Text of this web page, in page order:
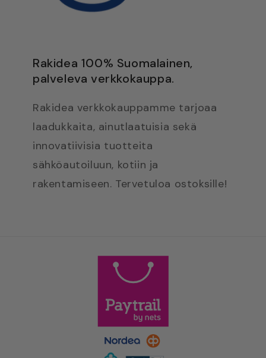
Rakidea 100% Suomalainen,
palveleva verkkokauppa.
Rakidea verkkokauppamme tarjoaa
laadukkaita, ainutlaatuisia sekä
innovatiivisia tuotteita
sähköautoiluun, kotiin ja
rakentamiseen. Tervetuloa ostoksille!